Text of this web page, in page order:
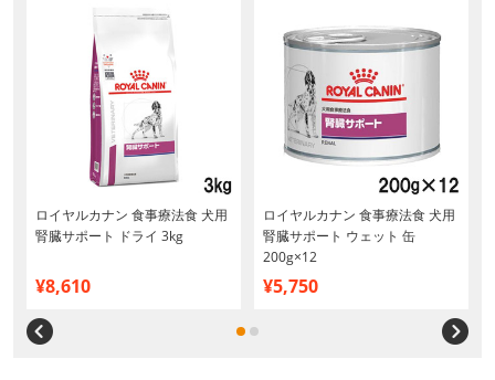
ロイヤルカナン 食事療法食 犬用
腎臓サポート ドライ 3kg
¥8,610
ロイヤルカナン 食事療法食 犬用
腎臓サポート ウェット 缶
200g×12
¥5,750